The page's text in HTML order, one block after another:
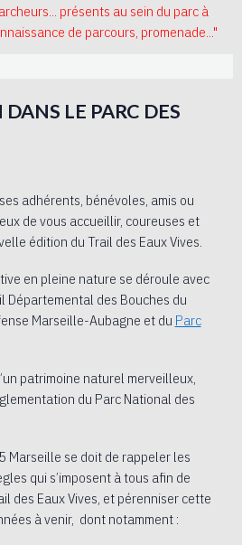
présents au sein du parc à
de parcours, promenade..."
LE PARC DES
adhérents, bénévoles, amis ou
de vous accueillir, coureuses et
édition du Trail des Eaux Vives.
en pleine nature se déroule avec
Départemental des Bouches du
Marseille-Aubagne et du Parc
patrimoine naturel merveilleux,
du Parc National des
Marseille se doit de rappeler les
qui s’imposent à tous afin de
des Eaux Vives, et pérenniser cette
à venir, dont notamment :